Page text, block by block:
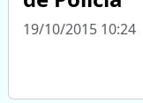
19/10/2015 10:24